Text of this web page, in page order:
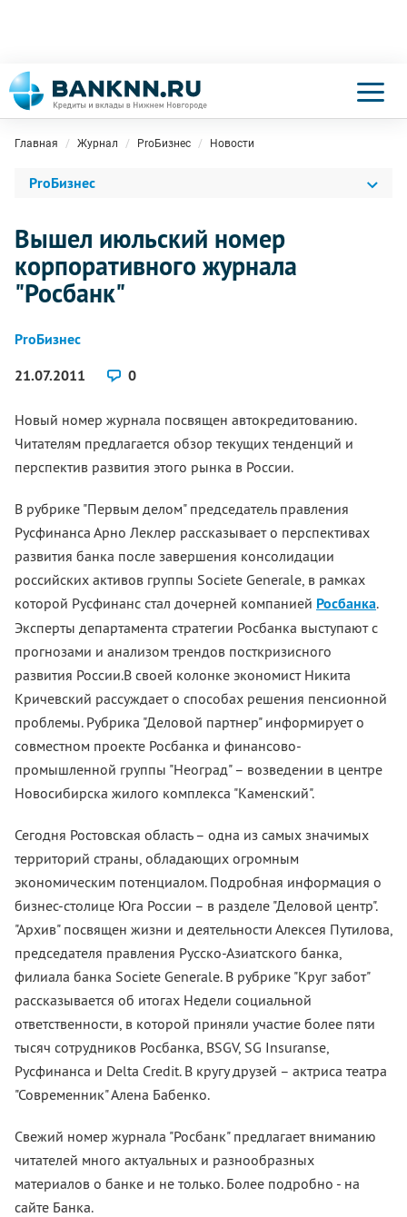
Главная Журнал ProБизнес Новости
ProБизнес
Вышел июльский номер
корпоративного журнала
"Росбанк"
ProБизнес
21.07.2011
0
Новый номер журнала посвящен автокредитованию.
Читателям предлагается обзор текущих тенденций и
перспектив развития этого рынка в России.
В рубрике "Первым делом" председатель правления
Русфинанса Арно Леклер рассказывает о перспективах
развития банка после завершения консолидации
российских активов группы Societe Generale, в рамках
которой Русфинанс стал дочерней компанией Росбанка.
Эксперты департамента стратегии Росбанка выступают с
прогнозами и анализом трендов посткризисного
развития России.В своей колонке экономист Никита
Кричевский рассуждает о способах решения пенсионной
проблемы. Рубрика "Деловой партнер" информирует о
совместном проекте Росбанка и финансово-
промышленной группы "Неоград" – возведении в центре
Новосибирска жилого комплекса "Каменский".
Сегодня Ростовская область – одна из самых значимых
территорий страны, обладающих огромным
экономическим потенциалом. Подробная информация о
бизнес-столице Юга России – в разделе "Деловой центр".
"Архив" посвящен жизни и деятельности Алексея Путилова,
председателя правления Русско-Азиатского банка,
филиала банка Societe Generale. В рубрике "Круг забот"
рассказывается об итогах Недели социальной
ответственности, в которой приняли участие более пяти
тысяч сотрудников Росбанка, BSGV, SG Insuranse,
Русфинанса и Delta Credit. В кругу друзей – актриса театра
"Современник" Алена Бабенко.
Свежий номер журнала "Росбанк" предлагает вниманию
читателей много актуальных и разнообразных
материалов о банке и не только. Более подробно - на
сайте Банка.